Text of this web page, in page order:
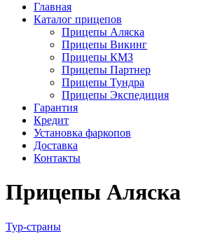
Главная
Каталог прицепов
Прицепы Аляска
Прицепы Викинг
Прицепы КМЗ
Прицепы Партнер
Прицепы Тундра
Прицепы Экспедиция
Гарантия
Кредит
Установка фаркопов
Доставка
Контакты
Прицепы Аляска
Тур-страны